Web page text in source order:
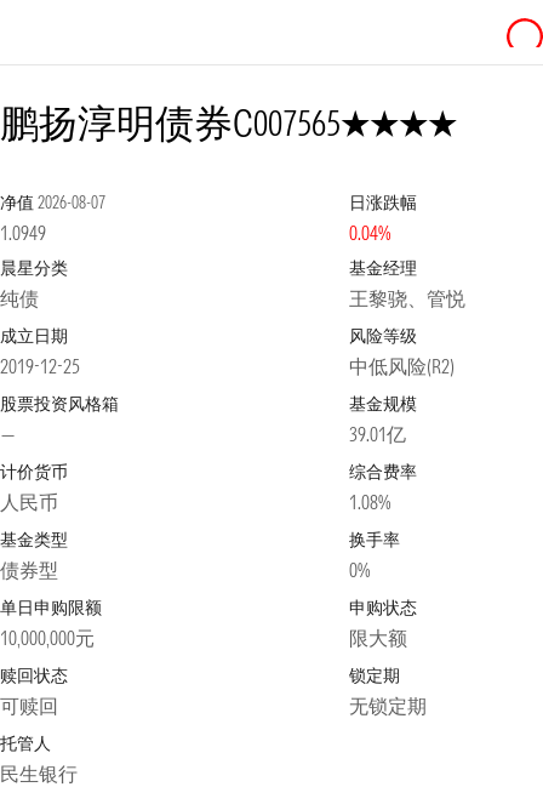
鹏扬淳明债券C007565
净值 2026-08-07
1.0949
日涨跌幅
0.04%
晨星分类
纯债
基金经理
王黎骁、管悦
成立日期
2019-12-25
风险等级
中低风险(R2)
股票投资风格箱
—
基金规模
39.01亿
计价货币
人民币
综合费率
1.08%
基金类型
债券型
换手率
0%
单日申购限额
10,000,000元
申购状态
限大额
赎回状态
可赎回
锁定期
无锁定期
托管人
民生银行